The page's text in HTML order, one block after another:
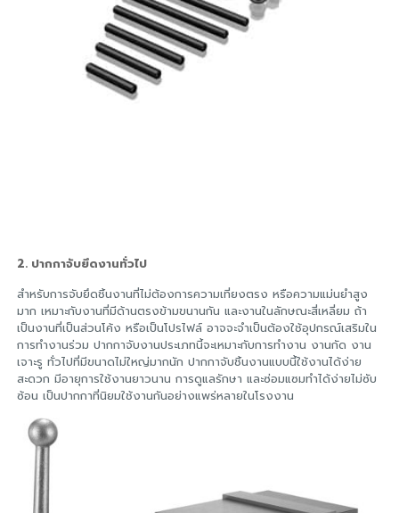
2. ปากกาจับยึดงานทั่วไป
สำหรับการจับยึดชิ้นงานที่ไม่ต้องการความเที่ยงตรง หรือความแม่นยำสูง
มาก เหมาะกับงานที่มีด้านตรงข้ามขนานกัน และงานในลักษณะสี่เหลี่ยม ถ้า
เป็นงานที่เป็นส่วนโค้ง หรือเป็นโปรไฟล์ อาจจะจำเป็นต้องใช้อุปกรณ์เสริมใน
การทำงานร่วม ปากกาจับงานประเภทนี้จะเหมาะกับการทำงาน งานกัด งาน
เจาะรู ทั่วไปที่มีขนาดไม่ใหญ่มากนัก ปากกาจับชิ้นงานแบบนี้ใช้งานได้ง่าย
สะดวก มีอายุการใช้งานยาวนาน การดูแลรักษา และซ่อมแซมทำได้ง่ายไม่ซับ
ซ้อน เป็นปากกาที่นิยมใช้งานกันอย่างแพร่หลายในโรงงาน